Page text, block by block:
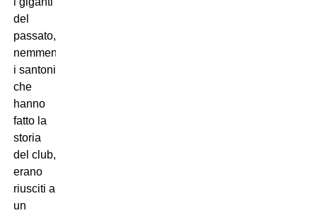
del
passato,
nemmeno
i santoni
che
hanno
fatto la
storia
del club,
erano
riusciti a
un